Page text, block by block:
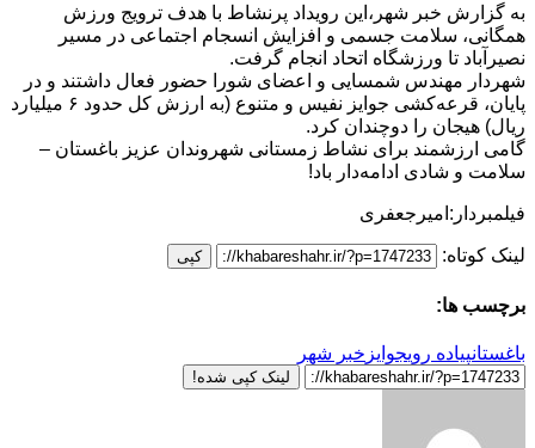
به گزارش خبر شهر،این رویداد پرنشاط با هدف ترویج ورزش
همگانی، سلامت جسمی و افزایش انسجام اجتماعی در مسیر
نصیرآباد تا ورزشگاه اتحاد انجام گرفت.
شهردار مهندس شمسایی و اعضای شورا حضور فعال داشتند و در
پایان، قرعه‌کشی جوایز نفیس و متنوع (به ارزش کل حدود ۶ میلیارد
ریال) هیجان را دوچندان کرد.
گامی ارزشمند برای نشاط زمستانی شهروندان عزیز باغستان –
سلامت و شادی ادامه‌دار باد!
فیلمبردار:امیرجعفری
لینک کوتاه: کپی
برچسب ها:
باغستانپیاده رویجوایز خبر شهر
لینک کپی شده!